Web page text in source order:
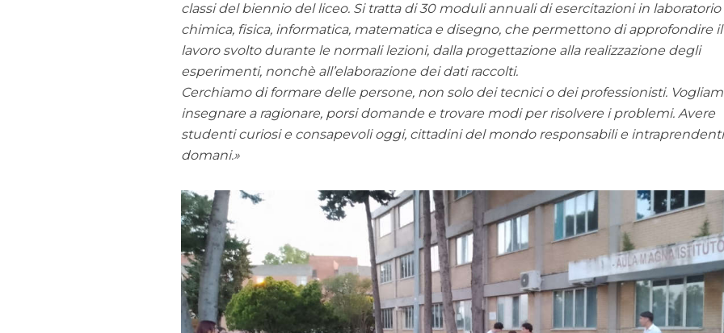
classi del biennio del liceo. Si tratta di 30 moduli annuali di esercitazioni in laboratorio
chimica, fisica, informatica, matematica e disegno, che permettono di approfondire il
lavoro svolto durante le normali lezioni, dalla progettazione alla realizzazione degli
esperimenti, nonchè all’elaborazione dei dati raccolti.
Cerchiamo di formare delle persone, non solo dei tecnici o dei professionisti.
insegnare a ragionare, porsi domande e trovare modi per risolvere i problemi. Avere
studenti curiosi e consapevoli oggi, cittadini del mondo responsabili e intraprendenti
domani.